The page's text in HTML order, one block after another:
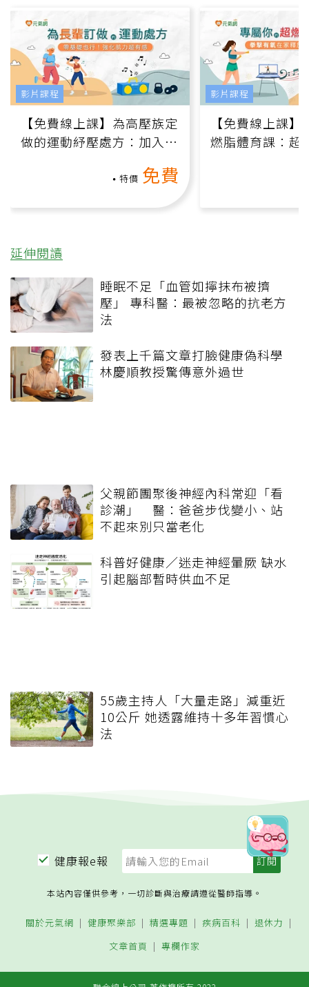
【免費線上課】為高壓族定
做的運動紓壓處方：加入行
特價 免費
影片課程
【免費線上課
燃脂體育課：超
影片課程
延伸閱讀
睡眠不足「血管如擰抹布被擠
壓」 專科醫：最被忽略的抗老方
法
發表上千篇文章打臉健康偽科學
林慶順教授驚傳意外過世
父親節團聚後神經內科常迎「看
診潮」 醫：爸爸步伐變小、站
不起來別只當老化
科普好健康／迷走神經暈厥 缺水
引起腦部暫時供血不足
55歲主持人「大量走路」減重近
10公斤 她透露維持十多年習慣心
法
健康報e報
本站內容僅供參考，一切診斷與治療請遵從醫師指導。
關於元氣網 健康聚樂部 精選專題 疾病百科
退休力
文章首頁
專欄作家